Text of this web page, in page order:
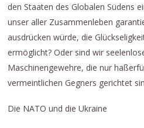
den Staaten des Globalen Südens
unser aller Zusammenleben
ausdrücken würde, die
ermöglicht? Oder sind wir
Maschinengewehre, die nur
vermeintlichen Gegners gerichtet
Die NATO und die Ukraine